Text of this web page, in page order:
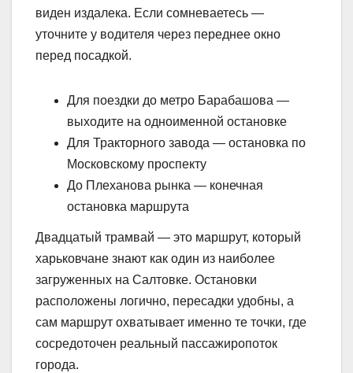
виден издалека. Если сомневаетесь —
уточните у водителя через переднее окно
перед посадкой.
Для поездки до метро Барабашова —
выходите на одноименной остановке
Для Тракторного завода — остановка по
Московскому проспекту
До Плеханова рынка — конечная
остановка маршрута
Двадцатый трамвай — это маршрут, который
харьковчане знают как один из наиболее
загруженных на Салтовке. Остановки
расположены логично, пересадки удобны, а
сам маршрут охватывает именно те точки, где
сосредоточен реальный пассажиропоток
города.